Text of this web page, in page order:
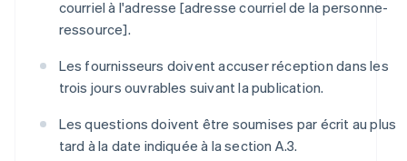
courriel à l'adresse [adresse courriel de la personne-
ressource].
Les fournisseurs doivent accuser réception dans les
trois jours ouvrables suivant la publication.
Les questions doivent être soumises par écrit au plus
tard à la date indiquée à la section A.3.